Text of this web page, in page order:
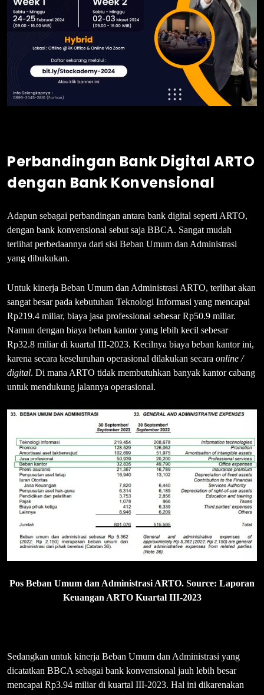
Perbandingan Bank Digital ARTO
dengan Bank Konvensional
Adapun sebagai perbandingan antara bank digital seperti ARTO,
dengan bank konvensional sebut saja BBCA. Sangat mudah
terlihat perbedaannya dari sisi Beban Umum dan Administrasi
yang dibukukan.
Untuk kinerja Beban Umum dan Administrasi ARTO, terlihat akan
sangat besar pada kebutuhan Teknologi Informasi yang mencapai
Rp219.4 miliar, biaya jasa professional sebesar Rp50.9 miliar.
Namun dengan biaya beban kantor yang lebih kecil sebesar
Rp32.8 miliar di kuartal III-2023. Kecilnya biaya beban kantor ini,
karena secara keseluruhan operasional dilakukan secara online /
digital. Di mana ARTO tidak membutuhkan banyak kantor cabang
untuk mendukung jalannya operasional.
Pos Beban Umum dan Administrasi ARTO. Source: Laporan
Keuangan ARTO Kuartal III-2023
Sedangkan untuk kinerja Beban Umum dan Administrasi yang
dicatatkan BBCA sebagai bank konvensional jauh lebih besar
mencapai Rp3.94 miliar di kuartal III-2023. Hal ini dikarenakan